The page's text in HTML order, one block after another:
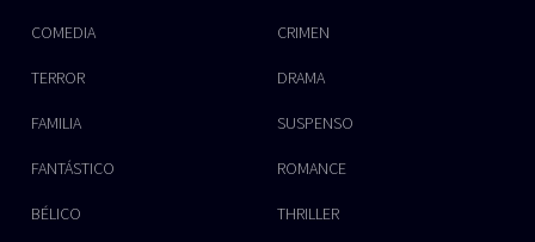
COMEDIA CRIMEN
TERROR DRAMA
FAMILIA SUSPENSO
FANTÁSTICO ROMANCE
BÉLICO THRILLER